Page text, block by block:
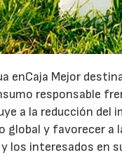
enCaja Mejor
responsable
a la reducción del
y favorecer a
los interesados en